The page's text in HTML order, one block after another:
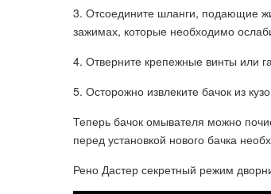
3. Отсоедините шланги, подающие
зажимах, которые необходимо
4. Отверните крепежные винты или
5. Осторожно извлеките бачок из
Теперь бачок омывателя можно
перед установкой нового бачка
Рено Дастер секретный режим